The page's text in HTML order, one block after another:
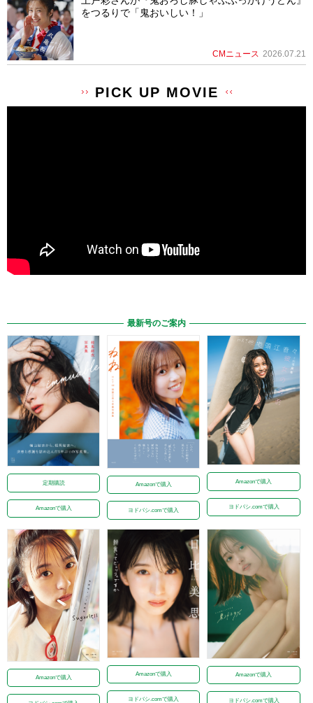
をつるりで「鬼おいしい！」
CMニュース 2026.07.21
PICK UP MOVIE
最新号のご案内
定期購読
Amazonで購入
Amazonで購入
ヨドバシ.comで購入
Amazonで購入
ヨドバシ.comで購入
Amazonで購入
Amazonで購入
ヨドバシ.comで購入
Amazonで購入
ヨドバシ.comで購入